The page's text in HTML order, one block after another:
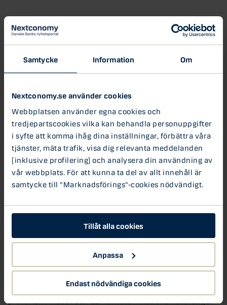
Samtycke Information Om
Nextconomy.se använder cookies
Webbplatsen använder egna cookies och
tredjepartscookies vilka kan behandla personuppgifter
i syfte att komma ihåg dina inställningar, förbättra våra
tjänster, mäta trafik, visa dig relevanta meddelanden
(inklusive profilering) och analysera din användning av
vår webbplats. För att kunna ta del av allt innehåll är
samtycke till "Marknadsförings"-cookies nödvändigt.
Tillåt alla cookies
Anpassa
Endast nödvändiga cookies
Nordax har fått en helt ny styrelse vid en extrastämma
med främst representanter för de nya ägarna Nordic
Nokia annonserade en mindre avyttring, av sitt
fordringar B2 Holding annonserade att man fått
kreditbetyget Ba3 med stabila utsikter av Moodys och
BB- med stabila utsikter av S&P. B2 Holding planerar även
investerarmöten inför en kommande emission av
obligationer i EUR. S&P har, på uppdrag av SKF, dragit
tillbaka sitt kreditbetyg, BBB- med positiva utsikter, på
bolaget.
Schibsted, Cherry, Landsbankinn, TDC, kojamo och
Vasakronan.
Nytt på ränte- och valutamarknaderna
FED lämnade som väntat räntan oförändrad under
är i närheten av sitt symmetriska mål på 2% vilket i